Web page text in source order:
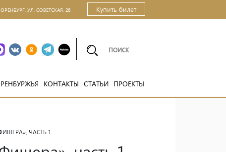
ОРЕНБУРГ, УЛ. СОВЕТСКАЯ, 28 Купить билет
КОНТАКТЫ СТАТЬИ ПРОЕКТЫ
ЧАСТЬ 1